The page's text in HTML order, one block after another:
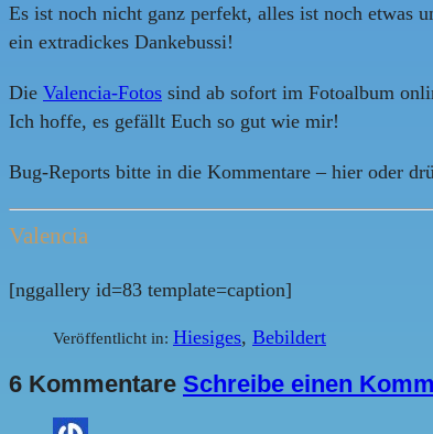
Es ist noch nicht ganz perfekt, alles ist noch etwas
ein extradickes Dankebussi!
Die Valencia-Fotos sind ab sofort im Fotoalbum
Ich hoffe, es gefällt Euch so gut wie mir!
Bug-Reports bitte in die Kommentare – hier oder
Valencia
[nggallery id=83 template=caption]
Veröffentlicht in: Hiesiges, Bebildert
6 Kommentare Schreibe einen